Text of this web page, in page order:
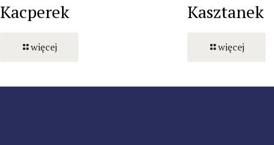
Kacperek
więcej
Kasztanek
więcej